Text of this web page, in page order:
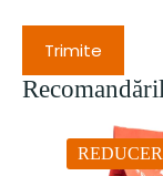
Trimite